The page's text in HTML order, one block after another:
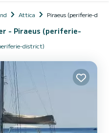
Attica Piraeus (periferie-
- Piraeus (periferie-
district)